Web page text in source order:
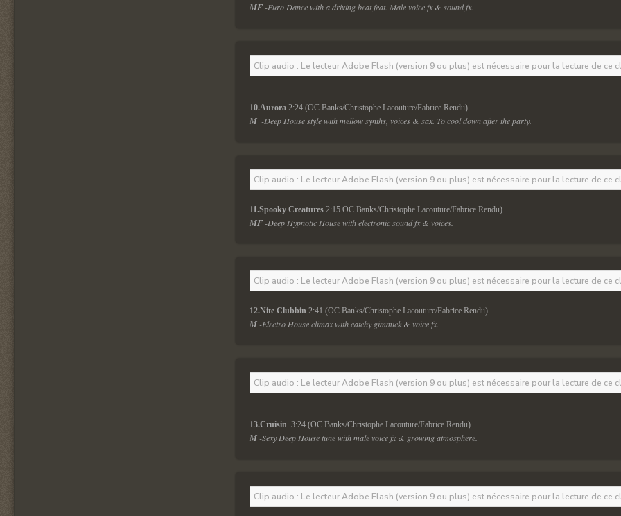
MF -Euro Dance with a driving beat feat. Male voice fx & sound fx.
Clip audio : Le lecteur Adobe Flash (version 9 ou plus) est nécessaire pour la lecture de ce
10.Aurora 2:24 (OC Banks/Christophe Lacouture/Fabrice Rendu)
M -Deep House style with mellow synths, voices & sax. To cool down after the party.
Clip audio : Le lecteur Adobe Flash (version 9 ou plus) est nécessaire pour la lecture de ce
11.Spooky Creatures 2:15 OC Banks/Christophe Lacouture/Fabrice Rendu)
MF -Deep Hypnotic House with electronic sound fx & voices.
Clip audio : Le lecteur Adobe Flash (version 9 ou plus) est nécessaire pour la lecture de ce
12.Nite Clubbin 2:41 (OC Banks/Christophe Lacouture/Fabrice Rendu)
M -Electro House climax with catchy gimmick & voice fx.
Clip audio : Le lecteur Adobe Flash (version 9 ou plus) est nécessaire pour la lecture de ce
13.Cruisin 3:24 (OC Banks/Christophe Lacouture/Fabrice Rendu)
M -Sexy Deep House tune with male voice fx & growing atmosphere.
Clip audio : Le lecteur Adobe Flash (version 9 ou plus) est nécessaire pour la lecture de ce